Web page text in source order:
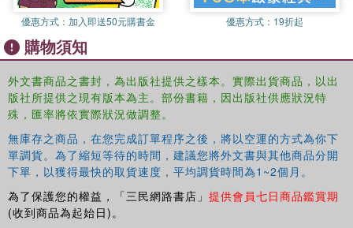
she sets her own trap-one that will either eliminate the
threat forever or destroy the world she has built.
A sweeping tale of resilience, revenge, and the
unbreakable bonds of love, Everyone Her Own Tale blends
historical suspense with the supernatural, drawing readers
into a richly detailed world where every woman is the
author of her own destiny.
優惠方式： 加入即送50元購書金 優惠方式： 19折起
購物須知
外文書商品之書封，為出版社提供之樣本。實際出貨商品，以出
版社所提供之現有版本為主。部份書籍，因出版社供應狀況特
殊，匯率將依實際狀況做調整。
無庫存之商品，在您完成訂單程序之後，將以空運的方式為你下
單調貨。為了縮短等待的時間，建議您將外文書與其他商品分開
下單，以獲得最快的取貨速度，平均調貨時間為1~2個月。
為了保護您的權益，「三民網路書店」 提供會員七日商品鑑賞期
(收到商品為起始日)。